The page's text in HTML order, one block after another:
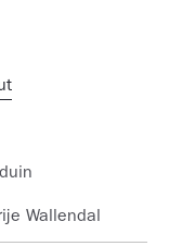
Arcana, de
en de
Wallendal